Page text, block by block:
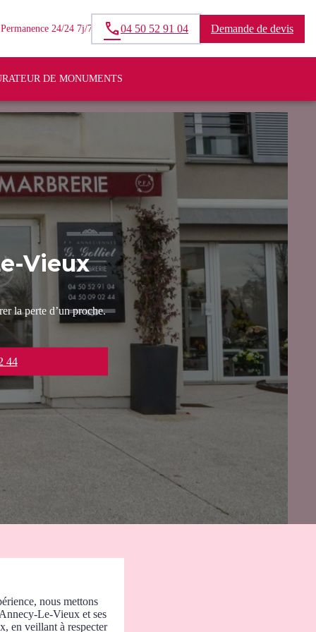
Permanence 24/24 7j/7 04 50 52 91 04 Demande de devis
DE MONUMENTS
Vieux
la perte d’un proche.
44
nous mettons
Le-Vieux et ses
en veillant à respecter